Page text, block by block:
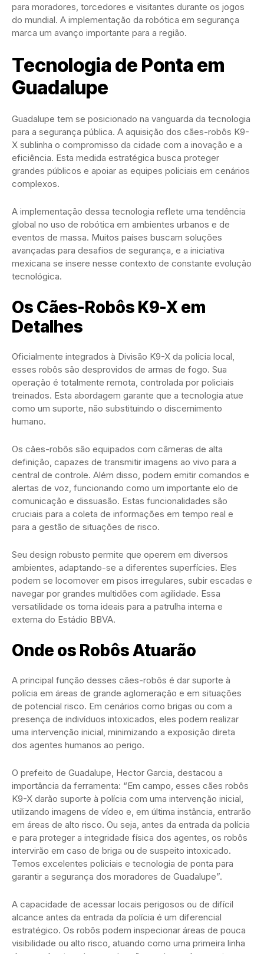
para moradores, torcedores e visitantes durante os jogos
do mundial. A implementação da robótica em segurança
marca um avanço importante para a região.
Tecnologia de Ponta em
Guadalupe
Guadalupe tem se posicionado na vanguarda da tecnologia
para a segurança pública. A aquisição dos cães-robôs K9-
X sublinha o compromisso da cidade com a inovação e a
eficiência. Esta medida estratégica busca proteger
grandes públicos e apoiar as equipes policiais em cenários
complexos.
A implementação dessa tecnologia reflete uma tendência
global no uso de robótica em ambientes urbanos e de
eventos de massa. Muitos países buscam soluções
avançadas para desafios de segurança, e a iniciativa
mexicana se insere nesse contexto de constante evolução
tecnológica.
Os Cães-Robôs K9-X em
Detalhes
Oficialmente integrados à Divisão K9-X da polícia local,
esses robôs são desprovidos de armas de fogo. Sua
operação é totalmente remota, controlada por policiais
treinados. Esta abordagem garante que a tecnologia atue
como um suporte, não substituindo o discernimento
humano.
Os cães-robôs são equipados com câmeras de alta
definição, capazes de transmitir imagens ao vivo para a
central de controle. Além disso, podem emitir comandos e
alertas de voz, funcionando como um importante elo de
comunicação e dissuasão. Estas funcionalidades são
cruciais para a coleta de informações em tempo real e
para a gestão de situações de risco.
Seu design robusto permite que operem em diversos
ambientes, adaptando-se a diferentes superfícies. Eles
podem se locomover em pisos irregulares, subir escadas e
navegar por grandes multidões com agilidade. Essa
versatilidade os torna ideais para a patrulha interna e
externa do Estádio BBVA.
Onde os Robôs Atuarão
A principal função desses cães-robôs é dar suporte à
polícia em áreas de grande aglomeração e em situações
de potencial risco. Em cenários como brigas ou com a
presença de indivíduos intoxicados, eles podem realizar
uma intervenção inicial, minimizando a exposição direta
dos agentes humanos ao perigo.
O prefeito de Guadalupe, Hector Garcia, destacou a
importância da ferramenta: “Em campo, esses cães robôs
K9-X darão suporte à polícia com uma intervenção inicial,
utilizando imagens de vídeo e, em última instância, entrarão
em áreas de alto risco. Ou seja, antes da entrada da polícia
e para proteger a integridade física dos agentes, os robôs
intervirão em caso de briga ou de suspeito intoxicado.
Temos excelentes policiais e tecnologia de ponta para
garantir a segurança dos moradores de Guadalupe”.
A capacidade de acessar locais perigosos ou de difícil
alcance antes da entrada da polícia é um diferencial
estratégico. Os robôs podem inspecionar áreas de pouca
visibilidade ou alto risco, atuando como uma primeira linha